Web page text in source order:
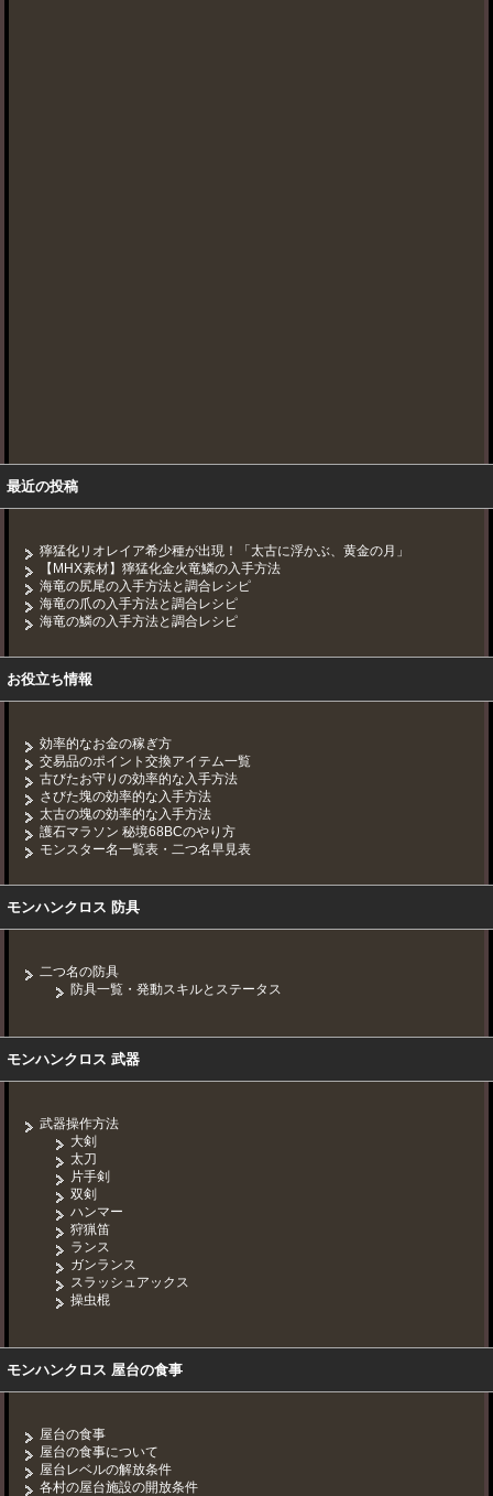
最近の投稿
獰猛化リオレイア希少種が出現！「太古に浮かぶ、黄金の月」
【MHX素材】獰猛化金火竜鱗の入手方法
海竜の尻尾の入手方法と調合レシピ
海竜の爪の入手方法と調合レシピ
海竜の鱗の入手方法と調合レシピ
お役立ち情報
効率的なお金の稼ぎ方
交易品のポイント交換アイテム一覧
古びたお守りの効率的な入手方法
さびた塊の効率的な入手方法
太古の塊の効率的な入手方法
護石マラソン 秘境68BCのやり方
モンスター名一覧表・二つ名早見表
モンハンクロス 防具
二つ名の防具
防具一覧・発動スキルとステータス
モンハンクロス 武器
武器操作方法
大剣
太刀
片手剣
双剣
ハンマー
狩猟笛
ランス
ガンランス
スラッシュアックス
操虫棍
モンハンクロス 屋台の食事
屋台の食事
屋台の食事について
屋台レベルの解放条件
各村の屋台施設の開放条件